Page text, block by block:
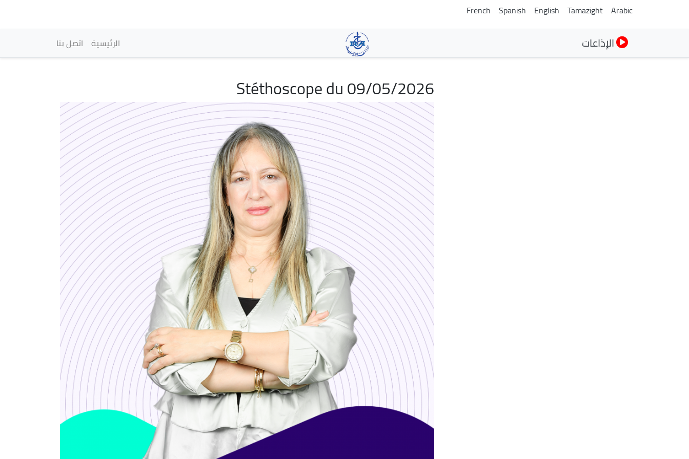
Arabic
Tamazight
English
Spanish
French
الإذاعات principale
الرئيسية اتصل بنا
Stéthoscope du 09/05/2026
الصورة